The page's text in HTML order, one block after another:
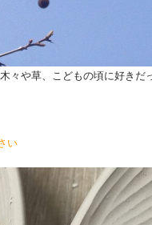
々や草、こどもの頃に好きだ
い